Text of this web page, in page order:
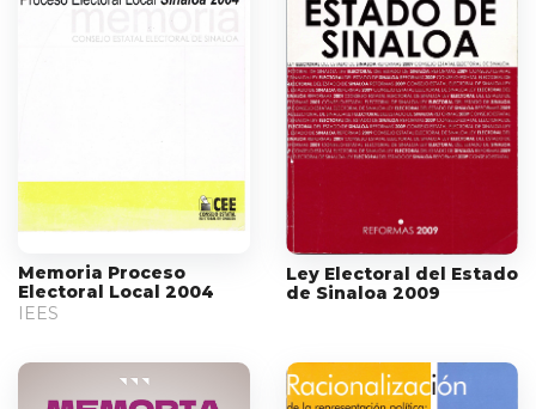
Memoria Proceso
Electoral Local 2004
IEES
Ley Electoral del Estado
de Sinaloa 2009